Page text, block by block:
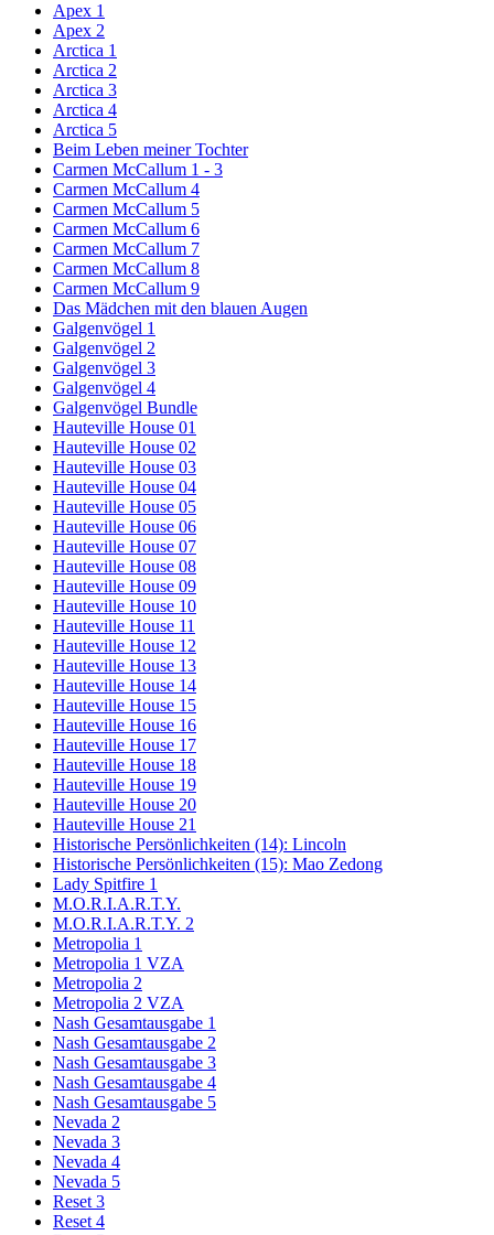
Apex 1
Apex 2
Arctica 1
Arctica 2
Arctica 3
Arctica 4
Arctica 5
Beim Leben meiner Tochter
Carmen McCallum 1 - 3
Carmen McCallum 4
Carmen McCallum 5
Carmen McCallum 6
Carmen McCallum 7
Carmen McCallum 8
Carmen McCallum 9
Das Mädchen mit den blauen Augen
Galgenvögel 1
Galgenvögel 2
Galgenvögel 3
Galgenvögel 4
Galgenvögel Bundle
Hauteville House 01
Hauteville House 02
Hauteville House 03
Hauteville House 04
Hauteville House 05
Hauteville House 06
Hauteville House 07
Hauteville House 08
Hauteville House 09
Hauteville House 10
Hauteville House 11
Hauteville House 12
Hauteville House 13
Hauteville House 14
Hauteville House 15
Hauteville House 16
Hauteville House 17
Hauteville House 18
Hauteville House 19
Hauteville House 20
Hauteville House 21
Historische Persönlichkeiten (14): Lincoln
Historische Persönlichkeiten (15): Mao Zedong
Lady Spitfire 1
M.O.R.I.A.R.T.Y.
M.O.R.I.A.R.T.Y. 2
Metropolia 1
Metropolia 1 VZA
Metropolia 2
Metropolia 2 VZA
Nash Gesamtausgabe 1
Nash Gesamtausgabe 2
Nash Gesamtausgabe 3
Nash Gesamtausgabe 4
Nash Gesamtausgabe 5
Nevada 2
Nevada 3
Nevada 4
Nevada 5
Reset 3
Reset 4